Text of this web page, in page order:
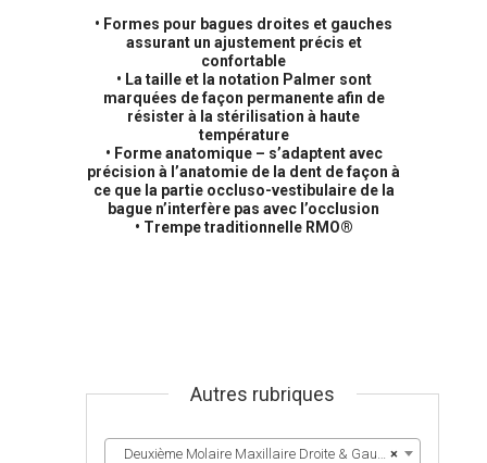
• Formes pour bagues droites et gauches
assurant un ajustement précis et
confortable
• La taille et la notation Palmer sont
marquées de façon permanente afin de
résister à la stérilisation à haute
température
• Forme anatomique – s’adaptent avec
précision à l’anatomie de la dent de façon à
ce que la partie occluso-vestibulaire de la
bague n’interfère pas avec l’occlusion
• Trempe traditionnelle RMO®
Autres rubriques
×
Deuxième Molaire Maxillaire Droite & Gauche